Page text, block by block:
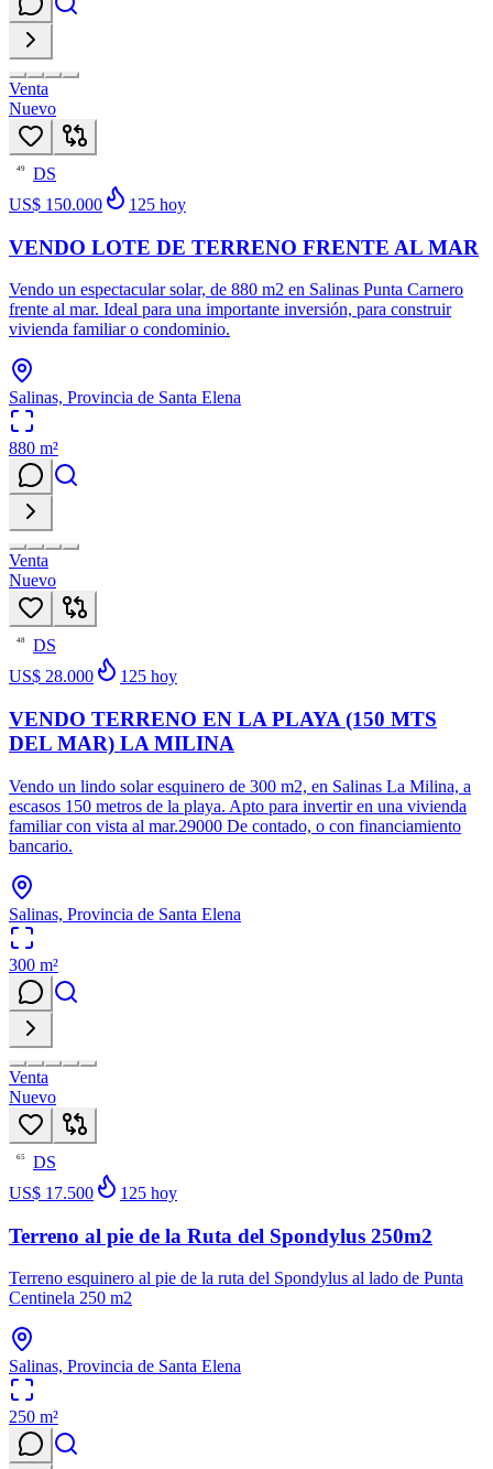
Venta
Nuevo
49
DS
US$ 150.000
125 hoy
VENDO LOTE DE TERRENO FRENTE AL MAR
Vendo un espectacular solar, de 880 m2 en Salinas Punta Carnero
frente al mar. Ideal para una importante inversión, para construir
vivienda familiar o condominio.
Salinas, Provincia de Santa Elena
880 m²
Venta
Nuevo
48
DS
US$ 28.000
125 hoy
VENDO TERRENO EN LA PLAYA (150 MTS
DEL MAR) LA MILINA
Vendo un lindo solar esquinero de 300 m2, en Salinas La Milina, a
escasos 150 metros de la playa. Apto para invertir en una vivienda
familiar con vista al mar.29000 De contado, o con financiamiento
bancario.
Salinas, Provincia de Santa Elena
300 m²
Venta
Nuevo
65
DS
US$ 17.500
125 hoy
Terreno al pie de la Ruta del Spondylus 250m2
Terreno esquinero al pie de la ruta del Spondylus al lado de Punta
Centinela 250 m2
Salinas, Provincia de Santa Elena
250 m²